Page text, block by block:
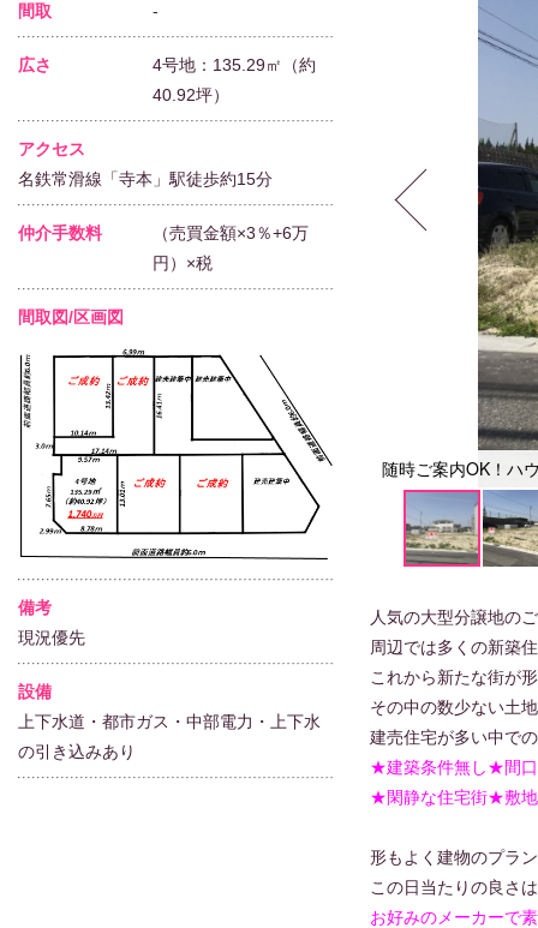
間取 -
広さ
4号地：135.29㎡（約
40.92坪）
アクセス
名鉄常滑線「寺本」駅徒歩約15分
仲介手数料
（売買金額×3％+6万
円）×税
間取図/区画図
備考
現況優先
設備
上下水道・都市ガス・中部電力・上下水
の引き込みあり
随時ご案内OK！ハ
人気の大型分譲地の
周辺では多くの新築
これから新たな街が
その中の数少ない土
建売住宅が多い中で
★建築条件無し★間
★閑静な住宅街★敷
形もよく建物のプラ
この日当たりの良さ
お好みのメーカーで